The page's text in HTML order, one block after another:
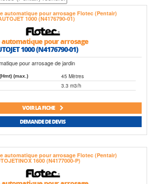
automatique pour arrosage
1000 (N4176790-01)
pour arrosage de jardin
(max.) 45 Mètres
3.3 m3/h
VOIR LA FICHE
DEMANDE DE DEVIS